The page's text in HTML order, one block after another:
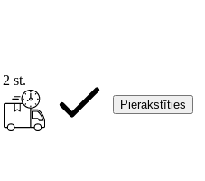
2 st.
Pierakstīties